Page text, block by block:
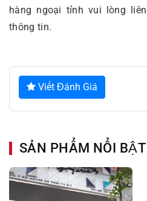
hàng ngoại tỉnh vui lòng
thông tin.
Viết Đánh Giá
SẢN PHẨM NỔI BẬT